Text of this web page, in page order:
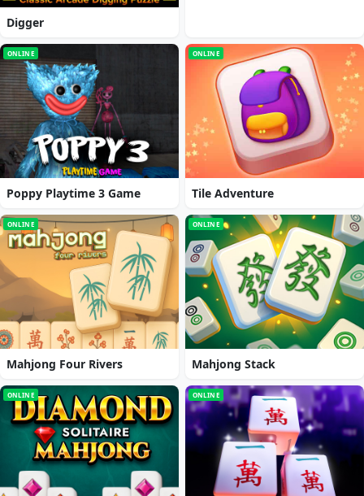
Digger
ONLINE
Poppy Playtime 3 Game
ONLINE
Tile Adventure
ONLINE
Mahjong Four Rivers
ONLINE
Mahjong Stack
ONLINE ONLINE